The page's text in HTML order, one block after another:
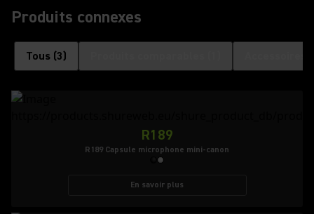
Produits connexes
Tous (3)
R189
R189 Capsule microphone mini-canon
En savoir plus